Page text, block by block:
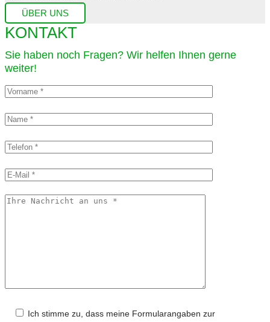
ÜBER UNS
KONTAKT
Sie haben noch Fragen? Wir helfen Ihnen gerne
weiter!​
Ich stimme zu, dass meine Formularangaben zur